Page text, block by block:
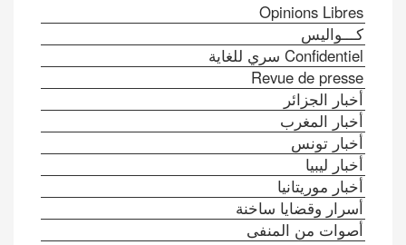
Opinions Libres
كـــواليس
Confidentiel سري للغاية
Revue de presse
أخبار الجزائر
أخبار المغرب
أخبار تونس
أخبار ليبيا
أخبار موريتانيا
أسرار وقضايا ساخنة
أصوات من المنفى